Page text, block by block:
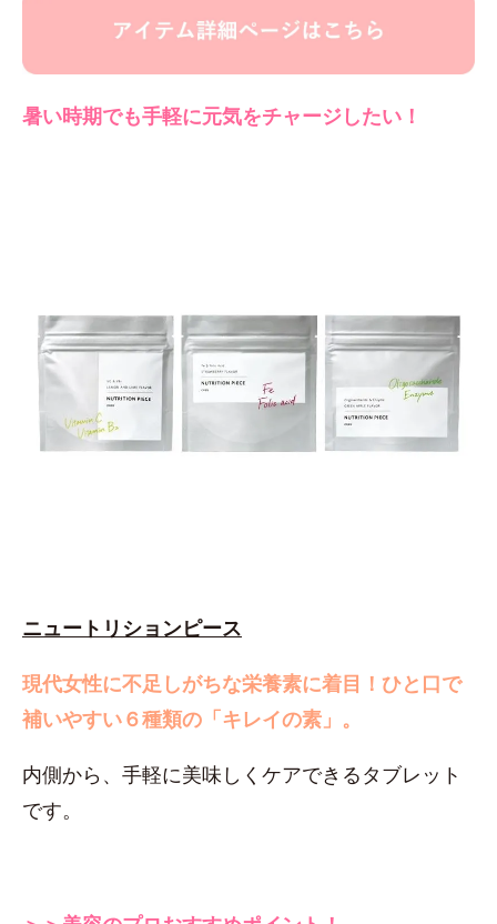
暑い時期でも手軽に元気をチャージしたい！
ニュートリションピース
現代女性に不足しがちな栄養素に着目！ ひと口で
補いやすい６種類の「キレイの素」。
内側から、手軽に美味しくケアできるタブレット
です。